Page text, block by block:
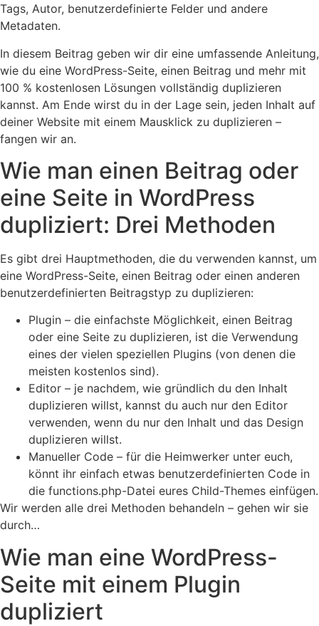
Tags, Autor, benutzerdefinierte Felder und andere
Metadaten.
In diesem Beitrag geben wir dir eine umfassende Anleitung,
wie du eine WordPress-Seite, einen Beitrag und mehr mit
100 % kostenlosen Lösungen vollständig duplizieren
kannst. Am Ende wirst du in der Lage sein, jeden Inhalt auf
deiner Website mit einem Mausklick zu duplizieren –
fangen wir an.
Wie man einen Beitrag oder
eine Seite in WordPress
dupliziert: Drei Methoden
Es gibt drei Hauptmethoden, die du verwenden kannst, um
eine WordPress-Seite, einen Beitrag oder einen anderen
benutzerdefinierten Beitragstyp zu duplizieren:
Plugin – die einfachste Möglichkeit, einen Beitrag
oder eine Seite zu duplizieren, ist die Verwendung
eines der vielen speziellen Plugins (von denen die
meisten kostenlos sind).
Editor – je nachdem, wie gründlich du den Inhalt
duplizieren willst, kannst du auch nur den Editor
verwenden, wenn du nur den Inhalt und das Design
duplizieren willst.
Manueller Code – für die Heimwerker unter euch,
könnt ihr einfach etwas benutzerdefinierten Code in
die functions.php-Datei eures Child-Themes einfügen.
Wir werden alle drei Methoden behandeln – gehen wir sie
durch…
Wie man eine WordPress-
Seite mit einem Plugin
dupliziert